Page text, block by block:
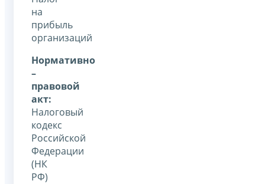
на
прибыль
организаций
Нормативно
–
правовой
акт:
Налоговый
кодекс
Российской
Федерации
(НК
РФ)